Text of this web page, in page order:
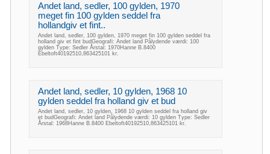
Andet land, sedler, 100 gylden, 1970
meget fin 100 gylden seddel fra
hollandgiv et fint..
Andet land, sedler, 100 gylden, 1970 meget fin 100 gylden seddel fra
holland giv et fint budGeografi: Andet land Pålydende værdi: 100
gylden Type: Sedler Årstal: 1970Hanne B.8400
Ebeltoft40192510,863425101 kr.
Andet land, sedler, 10 gylden, 1968 10
gylden seddel fra holland giv et bud
Andet land, sedler, 10 gylden, 1968 10 gylden seddel fra holland giv
et budGeografi: Andet land Pålydende værdi: 10 gylden Type: Sedler
Årstal: 1968Hanne B.8400 Ebeltoft40192510,863425101 kr.